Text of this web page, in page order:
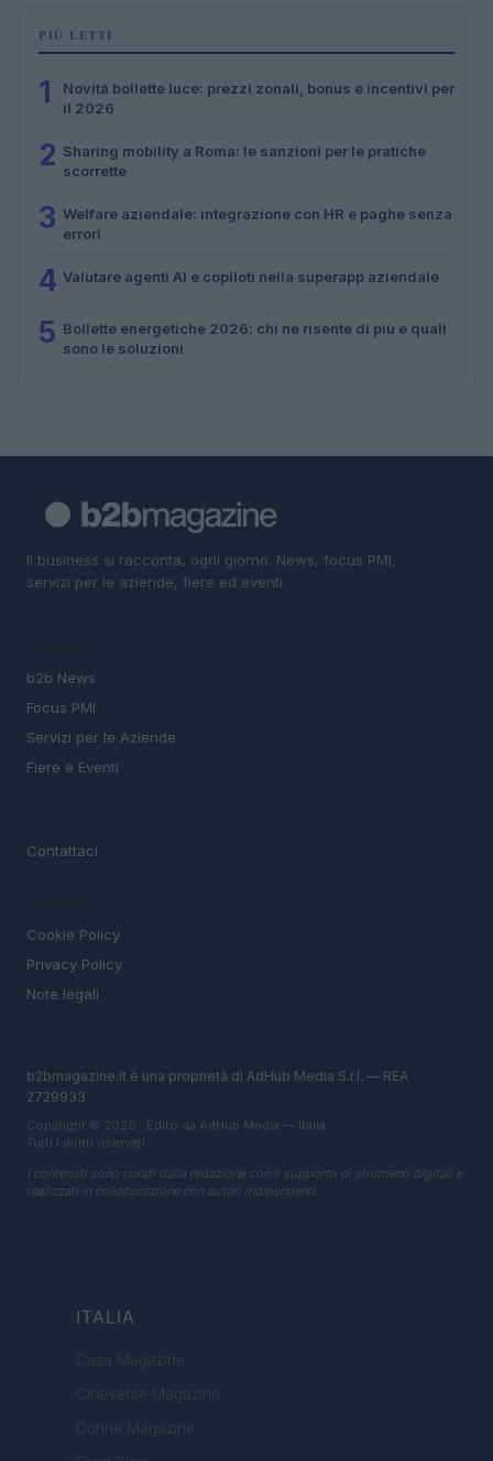
PIÙ LETTI
1
Novità bollette luce: prezzi zonali, bonus e incentivi per
il 2026
2 Sharing mobility a Roma: le sanzioni per le pratiche
scorrette
3 Welfare aziendale: integrazione con HR e paghe senza
errori
4 Valutare agenti AI e copiloti nella superapp aziendale
5 Bollette energetiche 2026: chi ne risente di più e quali
sono le soluzioni
Il business si racconta, ogni giorno. News, focus PMI,
servizi per le aziende, fiere ed eventi.
b2b News
Focus PMI
Servizi per le Aziende
Fiere e Eventi
Contattaci
Cookie Policy
Privacy Policy
Note legali
b2bmagazine.it è una proprietà di AdHub Media S.r.l. — REA
2729933
Copyright © 2026 · Edito da AdHub Media — Italia
Tutti i diritti riservati
I contenuti sono curati dalla redazione con il supporto di strumenti digitali e
realizzati in collaborazione con autori indipendenti.
ITALIA
Casa Magazine
Cineverse Magazine
Donne Magazine